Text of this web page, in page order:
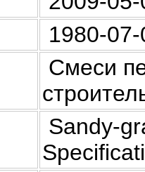
1980-
Смеси
Sandy-